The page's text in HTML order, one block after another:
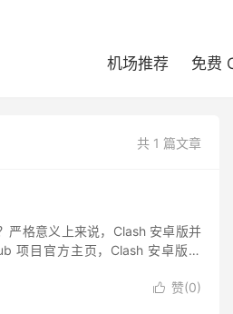
机场推荐 免费
共 1 篇文章
严格意义上来说，Clash 安卓版并
项目官方主页，Clash 安卓版即
 赞(0)